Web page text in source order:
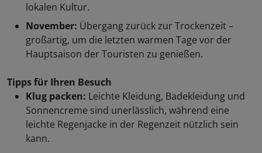
lokalen Kultur.
November: Übergang zurück zur Trockenzeit –
großartig, um die letzten warmen Tage vor der
Hauptsaison der Touristen zu genießen.
Tipps für Ihren Besuch
Klug packen: Leichte Kleidung, Badekleidung und
Sonnencreme sind unerlässlich, während eine
leichte Regenjacke in der Regenzeit nützlich sein
kann.